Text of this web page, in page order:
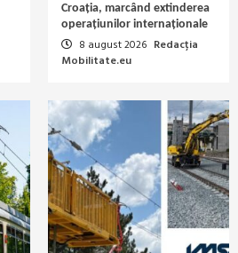
Croația, marcând extinderea
operațiunilor internaționale
8 august 2026 Redacția
Mobilitate.eu